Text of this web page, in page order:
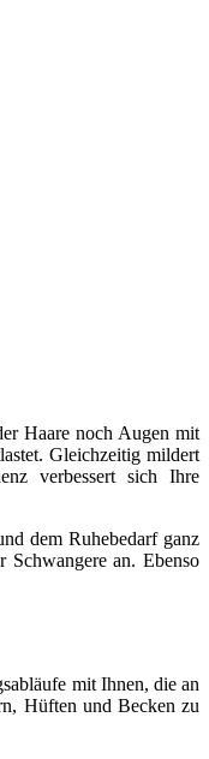
Haare noch Augen mit
Gleichzeitig mildert
verbessert sich Ihre
dem Ruhebedarf ganz
an. Ebenso
mit Ihnen, die an
Hüften und Becken zu